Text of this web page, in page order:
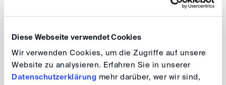
Diese Webseite verwendet Cookies
Wir verwenden Cookies, um die Zugriffe auf unsere
Website zu analysieren. Erfahren Sie in unserer
Datenschutzerklärung mehr darüber, wer wir sind,
10, 76131 Karlsruhe